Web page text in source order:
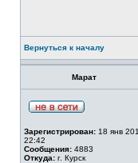
Вернуться к началу
Марат
Зарегистрирован: 18 янв
22:42
Сообщения: 4883
Откуда: г. Курск